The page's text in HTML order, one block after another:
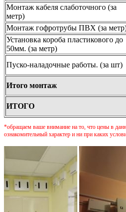
Монтаж кабеля слаботочного (за
метр)
Монтаж гофротрубы ПВХ (за
Установка короба пластикового до
50мм. (за метр)
Пуско-наладочные работы. (за шт)
Итого монтаж
ИТОГО
*обращаем ваше внимание на то, что цены в
ознакомительный характер и ни при каких